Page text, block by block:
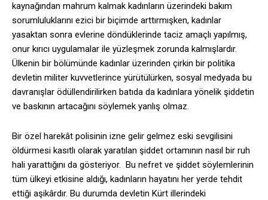
kaynağından mahrum kalmak kadınların üzerindeki bakım
sorumluluklarını ezici bir biçimde arttırmışken, kadınlar
yasaktan sonra evlerine döndüklerinde taciz amaçlı yapılmış,
onur kırıcı uygulamalar ile yüzleşmek zorunda kalmışlardır.
Ülkenin bir bölümünde kadınlar üzerinden çirkin bir politika
devletin militer kuvvetlerince yürütülürken, sosyal medyada bu
davranışlar ödüllendirilirken batıda da kadınlara yönelik şiddetin
ve baskının artacağını söylemek yanlış olmaz.
Bir özel harekât polisinin izne gelir gelmez eski sevgilisini
öldürmesi kasıtlı olarak yaratılan şiddet ortamının nasıl bir ruh
hali yarattığını da gösteriyor. Bu nefret ve şiddet söylemlerinin
tüm ülkeyi etkisine aldığı, kadınların hayatını her yerde tehdit
ettiği aşikârdır. Bu durumda devletin Kürt illerindeki